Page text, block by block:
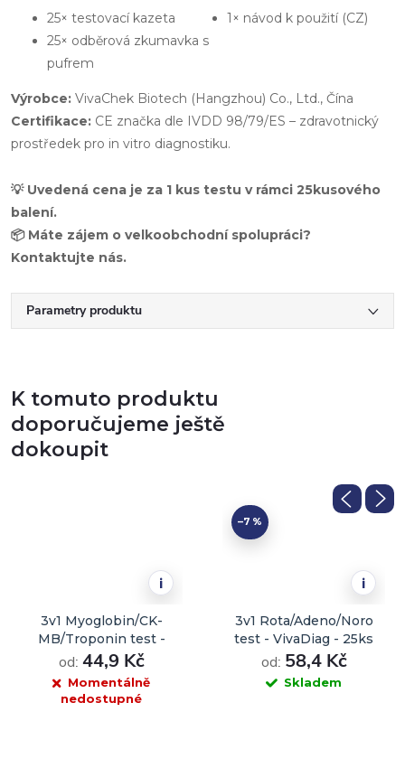
25× testovací kazeta
25× odběrová zkumavka s
pufrem
1× návod k použití (CZ)
Výrobce: VivaChek Biotech (Hangzhou) Co., Ltd., Čína
Certifikace: CE značka dle IVDD 98/79/ES – zdravotnický
prostředek pro in vitro diagnostiku.
💡 Uvedená cena je za 1 kus testu v rámci 25kusového
balení.
📦 Máte zájem o velkoobchodní spolupráci?
Kontaktujte nás.
Parametry produktu
K tomuto produktu
doporučujeme ještě
dokoupit
i
3v1 Myoglobin/CK-
MB/Troponin test -
VivaDiag - 1ks
od: 44,9 Kč
Momentálně
nedostupné
i
–7 %
3v1 Rota/Adeno/Noro
test - VivaDiag - 25ks
od: 58,4 Kč
Skladem